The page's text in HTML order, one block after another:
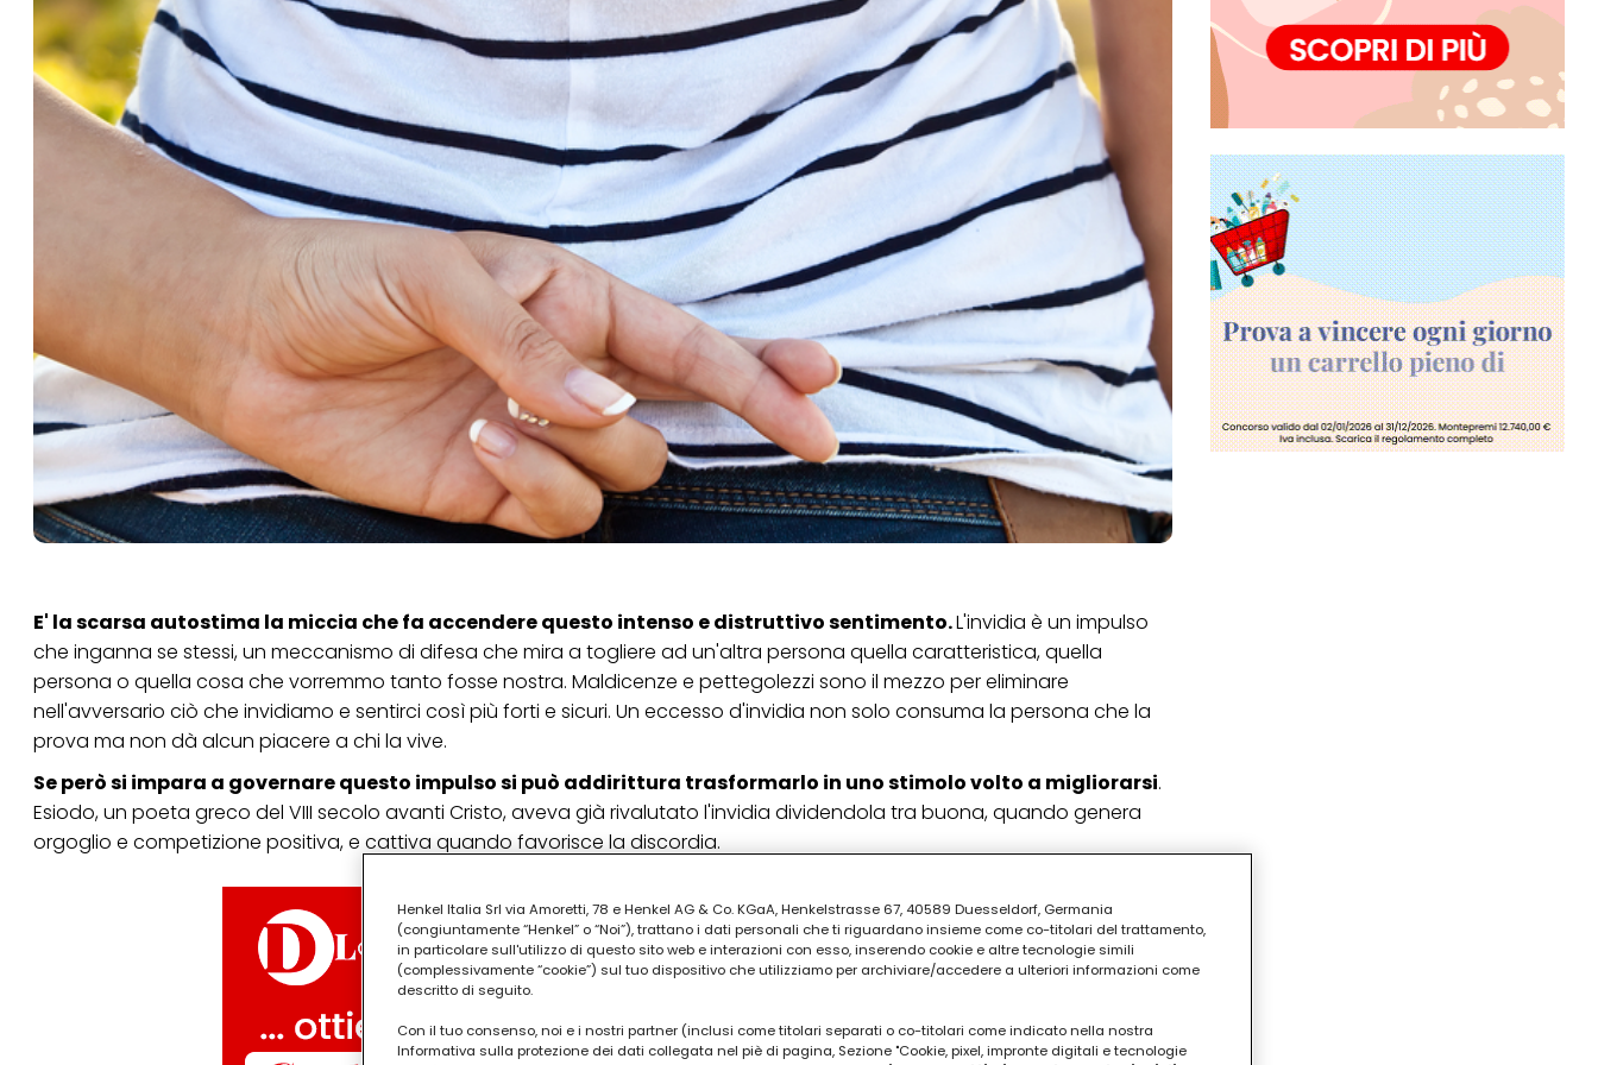
E' la scarsa autostima la miccia che fa accendere questo intenso e distruttivo sentimento.L'invidia è un impulso
che inganna se stessi, un meccanismo di difesa che mira a togliere ad un'altra persona quella caratteristica, quella
persona o quella cosa che vorremmo tanto fosse nostra. Maldicenze e pettegolezzi sono il mezzo per eliminare
nell'avversario ciò che invidiamo e sentirci così più forti e sicuri. Un eccesso d'invidia non solo consuma la persona che la
prova ma non dà alcun piacere a chi la vive.
Se però si impara a governare questo impulso si può addirittura trasformarlo in uno stimolo volto a migliorarsi.
Esiodo, un poeta greco del VIII secolo avanti Cristo, aveva già rivalutato l'invidia dividendola tra buona, quando genera
orgoglio e competizione positiva, e cattiva quando favorisce la discordia.
Henkel Italia Srl via Amoretti, 78 e Henkel AG & Co. KGaA, Henkelstrasse 67, 40589 Duesseldorf, Germania
(congiuntamente “Henkel” o “Noi”), trattano i dati personali che ti riguardano insieme come co-titolari del trattamento,
in particolare sull'utilizzo di questo sito web e interazioni con esso, inserendo cookie e altre tecnologie simili
(complessivamente “cookie”) sul tuo dispositivo che utilizziamo per archiviare/accedere a ulteriori informazioni come
descritto di seguito.
Con il tuo consenso, noi e i nostri partner (inclusi come titolari separati o co-titolari come indicato nella nostra
Informativa sulla protezione dei dati collegata nel piè di pagina, Sezione "Cookie, pixel, impronte digitali e tecnologie